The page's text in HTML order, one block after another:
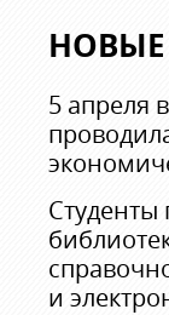
НОВЫЕ
5 апреля
и